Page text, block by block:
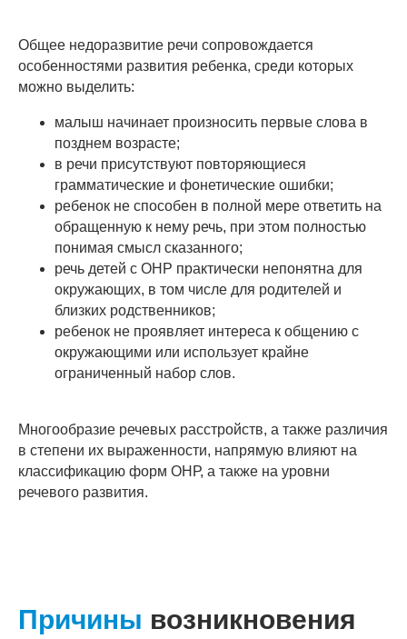
Общее недоразвитие речи сопровождается
особенностями развития ребенка, среди которых
можно выделить:
малыш начинает произносить первые слова в
позднем возрасте;
в речи присутствуют повторяющиеся
грамматические и фонетические ошибки;
ребенок не способен в полной мере ответить на
обращенную к нему речь, при этом полностью
понимая смысл сказанного;
речь детей с ОНР практически непонятна для
окружающих, в том числе для родителей и
близких родственников;
ребенок не проявляет интереса к общению с
окружающими или использует крайне
ограниченный набор слов.
Многообразие речевых расстройств, а также различия
в степени их выраженности, напрямую влияют на
классификацию форм ОНР, а также на уровни
речевого развития.
Причины возникновения